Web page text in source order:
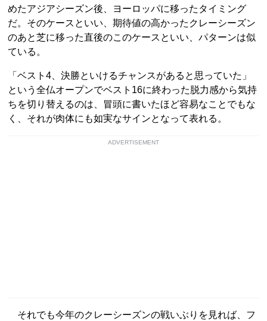
めたアジアシーズン後、ヨーロッパに移ったタイミング
だ。そのケースといい、期待値の高かったクレーシーズン
のあと芝に移った直後のこのケースといい、パターンは似
ている。
「ベスト4、決勝といけるチャンスがあると思っていた」
という全仏オープンでベスト16に終わった脱力感から気持
ちを切り替えるのは、冒頭に書いたほど容易なことでもな
く、それが肉体にも如実なサインとなって表れる。
ADVERTISEMENT
それでも今年のクレーシーズンの戦いぶりを見れば、フ